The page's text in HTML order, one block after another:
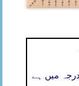
میں ہے